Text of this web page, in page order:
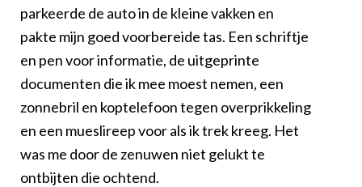
parkeerde de auto in de kleine vakken en
pakte mijn goed voorbereide tas. Een schriftje
en pen voor informatie, de uitgeprinte
documenten die ik mee moest nemen, een
zonnebril en koptelefoon tegen overprikkeling
en een mueslireep voor als ik trek kreeg. Het
was me door de zenuwen niet gelukt te
ontbijten die ochtend.